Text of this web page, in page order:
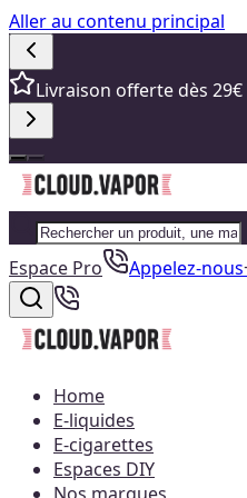
Aller au contenu principal
Livraison offerte dès
Espace Pro Appelez-nous
Home
E-liquides
E-cigarettes
Espaces DIY